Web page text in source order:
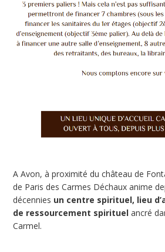
A Avon, à proximité du château de
de Paris des Carmes Déchaux anime
décennies un centre spirituel, lieu
de ressourcement spirituel ancré
Carmel.